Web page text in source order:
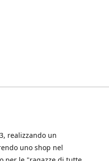
realizzando un
uno shop nel